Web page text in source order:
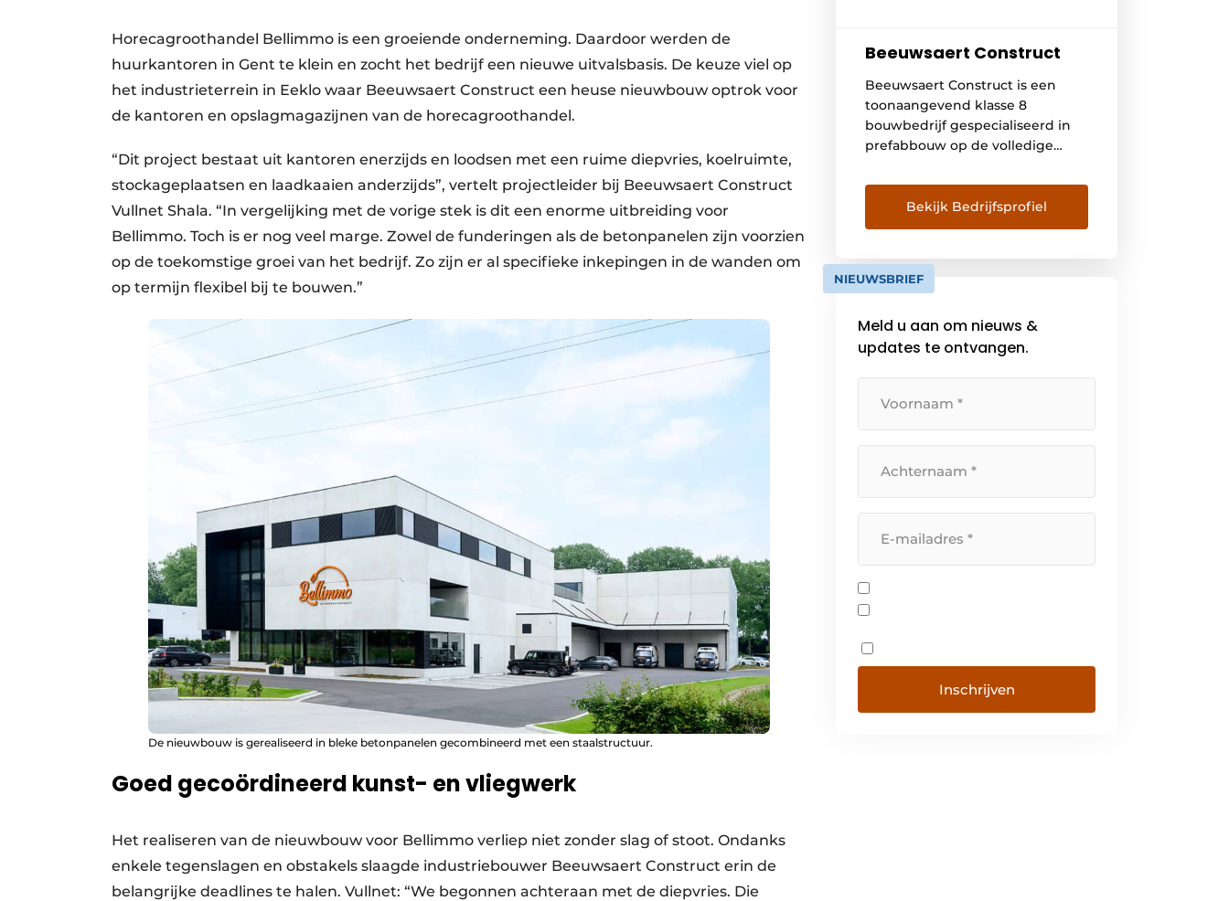
Horecagroothandel Bellimmo is een groeiende onderneming. Daardoor werden de
huurkantoren in Gent te klein en zocht het bedrijf een nieuwe uitvalsbasis. De keuze viel op
het industrieterrein in Eeklo waar ­Beeuwsaert Construct een heuse nieuwbouw optrok voor
de kantoren en opslagmagazijnen van de horecagroothandel.
“Dit project bestaat uit kantoren enerzijds en loodsen met een ruime diepvries, koelruimte,
stockageplaatsen en laadkaaien anderzijds”, vertelt projectleider bij Beeuwsaert Construct
Vullnet Shala. “In vergelijking met de vorige stek is dit een enorme uitbreiding voor
Bellimmo. Toch is er nog veel marge. Zowel de funderingen als de betonpanelen zijn voorzien
op de toekomstige groei van het bedrijf. Zo zijn er al specifieke inkepingen in de wanden om
op termijn flexibel bij te bouwen.”
De nieuwbouw is gerealiseerd in bleke betonpanelen gecombineerd met een staalstructuur.
Goed gecoördineerd kunst- en vliegwerk
Het realiseren van de nieuwbouw voor Bellimmo verliep niet zonder slag of stoot. Ondanks
enkele tegenslagen en obstakels slaagde industriebouwer Beeuwsaert Construct erin de
belangrijke deadlines te halen. Vullnet: “We begonnen achteraan met de diepvries. Die
Beeuwsaert Construct
Beeuwsaert Construct is een
toonaangevend klasse 8
bouwbedrijf gespecialiseerd in
prefabbouw op de volledige
markt en dit zowel stalen als
betonnen skeletstructuur. Met
ons gedreven team van 200
maken wij het verschil door onze
klantgerichte aanpak waardoor
ontzorgen. Dankzij onze eigen
studiedienst, eigen
Bekijk Bedrijfsprofiel
NIEUWSBRIEF
Meld u aan om nieuws &
updates te ontvangen.